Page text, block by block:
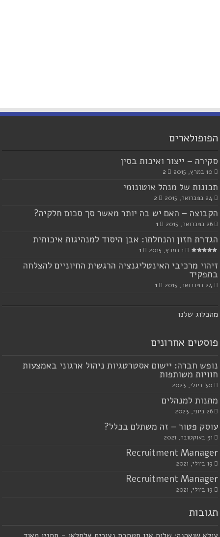
הפופולארים
סקירה – ייצור ואיכות בסין
10 במרץ, 2015 2
תכונות של מנהל אוטונומי
24 בפברואר, 2015 2
הקבוצה – האם יש בה יותר מאשר סך סכום חלקיה?
26 בפברואר, 2015 1
הגדרת חזון והנחלתו: אבן היסוד למנהיגות איכותית
1 במרץ, 2015 1
זיהוי מרכיבי האינטליגנציה הרגשית החיוניים להצלחה
בתפקיד
24 בפברואר, 2015 1
מהבלוג שלנו
פוסטים אחרונים
נופש חברה: יישום אסטרטגיות ניהול ארגוני באמצעות
חוויות משותפות
30 ביולי, 2023
מתנות למנהלים
26 ביוני, 2023
עוסק פטור – זה משתלם בכלל?
31 באוקטובר, 2021
Recruitment Manager
19 ביולי, 2021
Recruitment Manager
19 ביולי, 2021
תגובות